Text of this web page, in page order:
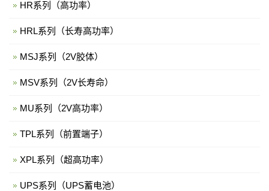
HR系列（高功率）
HRL系列（长寿高功率）
MSJ系列（2V胶体）
MSV系列（2V长寿命）
MU系列（2V高功率）
TPL系列（前置端子）
XPL系列（超高功率）
UPS系列（UPS蓄电池）